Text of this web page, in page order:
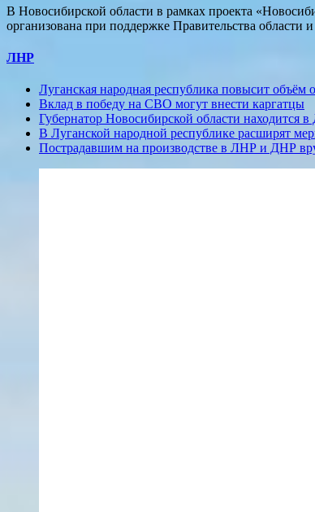
В Новосибирской области в рамках проекта
организована при поддержке Правительства
ЛНР
Луганская народная республика повысит объём
Вклад в победу на СВО могут внести каргатцы
Губернатор Новосибирской области находится
В Луганской народной республике расширят
Пострадавшим на производстве в ЛНР и ДНР